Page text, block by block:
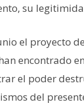
su
el proyecto
encontrado
el poder
del